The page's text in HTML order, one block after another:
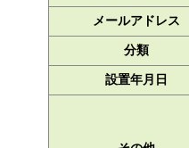
メールアドレス
分類
設置年月日